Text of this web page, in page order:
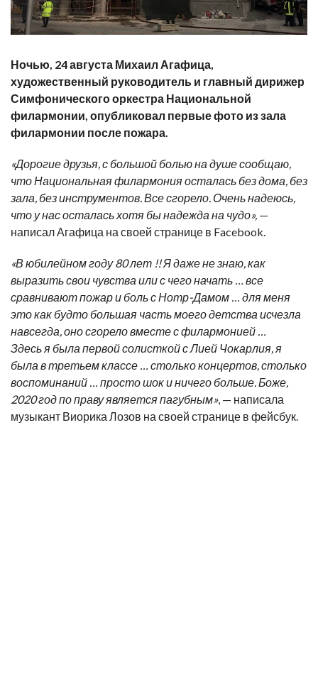
Ночью, 24 августа Михаил Агафица,
художественный руководитель и главный дирижер
Симфонического оркестра Национальной
филармонии, опубликовал первые фото из зала
филармонии после пожара.
«Дорогие друзья, с большой болью на душе сообщаю,
что Национальная филармония осталась без дома, без
зала, без инструментов. Все сгорело. Очень надеюсь,
что у нас осталась хотя бы надежда на чудо», —
написал Агафица на своей странице в Facebook.
«В юбилейном году 80 лет !! Я даже не знаю, как
выразить свои чувства или с чего начать … все
сравнивают пожар и боль с Нотр-Дамом … для меня
это как будто большая часть моего детства исчезла
навсегда, оно сгорело вместе с филармонией …
Здесь я была первой солисткой с Лией Чокарлия, я
была в третьем классе … столько концертов, столько
воспоминаний … просто шок и ничего больше. Боже,
2020 год по праву является пагубным», — написала
музыкант Виорика Лозов на своей странице в фейсбук.